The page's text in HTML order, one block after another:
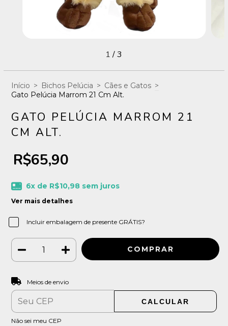
1/3
Início > Bichos Pelúcia > Cães e Gatos >
Gato Pelúcia Marrom 21 Cm Alt.
GATO PELÚCIA MARROM 21
CM ALT.
R$65,90
6x de R$10,98sem juros
Ver mais detalhes
Incluir embalagem de presente GRÁTIS?
Entregas para o CEP:
Meios de envio
CALCULAR
Não sei meu CEP